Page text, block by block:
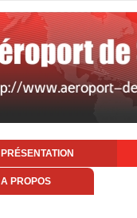
PRÉSENTATION
A PROPOS